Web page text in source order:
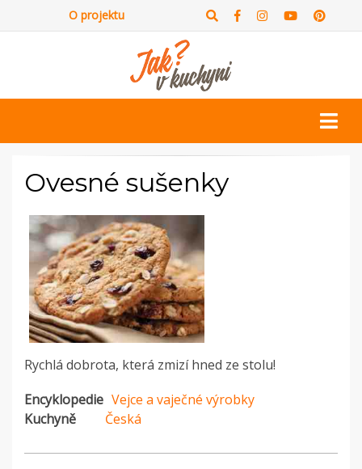
O projektu
Ovesné sušenky
Rychlá dobrota, která zmizí hned ze stolu!
Encyklopedie Vejce a vaječné výrobky
Kuchyně
Česká